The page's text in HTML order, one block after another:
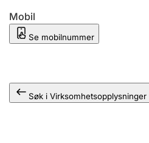
Mobil
Se mobilnummer
Søk i Virksomhetsopplysninger